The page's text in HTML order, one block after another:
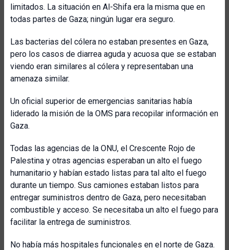
limitados. La situación en Al-Shifa era la misma que en
todas partes de Gaza; ningún lugar era seguro.
Las bacterias del cólera no estaban presentes en Gaza,
pero los casos de diarrea aguda y acuosa que se estaban
viendo eran similares al cólera y representaban una
amenaza similar.
Un oficial superior de emergencias sanitarias había
liderado la misión de la OMS para recopilar información en
Gaza.
Todas las agencias de la ONU, el Crescente Rojo de
Palestina y otras agencias esperaban un alto el fuego
humanitario y habían estado listas para tal alto el fuego
durante un tiempo. Sus camiones estaban listos para
entregar suministros dentro de Gaza, pero necesitaban
combustible y acceso. Se necesitaba un alto el fuego para
facilitar la entrega de suministros.
No había más hospitales funcionales en el norte de Gaza.